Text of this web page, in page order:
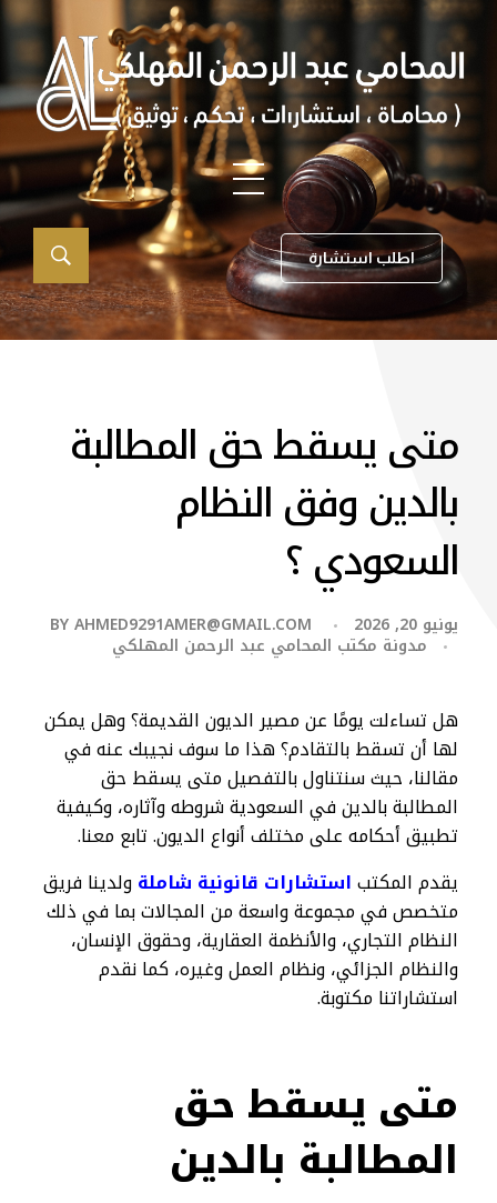
اطلب استشارة
متى يسقط حق المطالبة
بالدين وفق النظام
السعودي ؟
يونيو 20, 2026 BYAHMED9291AMER@GMAIL.COM
مدونة مكتب المحامي عبد الرحمن المهلكي
هل تساءلت يومًا عن مصير الديون القديمة؟ وهل يمكن
لها أن تسقط بالتقادم؟ هذا ما سوف نجيبك عنه في
مقالنا، حيث سنتناول بالتفصيل متى يسقط حق
المطالبة بالدين في السعودية شروطه وآثاره، وكيفية
تطبيق أحكامه على مختلف أنواع الديون. تابع معنا.
يقدم المكتباستشارات قانونية شاملةولدينا فريق
متخصص في مجموعة واسعة من المجالات بما في ذلك
النظام التجاري، والأنظمة العقارية، وحقوق الإنسان،
والنظام الجزائي، ونظام العمل وغيره، كما نقدم
استشاراتنا مكتوبة.
متى يسقط حق
المطالبة بالدين